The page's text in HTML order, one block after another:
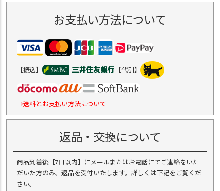
お支払い方法について
【振込】 【代引】
→送料とお支払い方法について
返品・交換について
商品到着後【7日以内】にメールまたはお電話にてご連絡をいた
だいた方のみ、返品を受付いたします。詳しくは下記をご覧くだ
さい。